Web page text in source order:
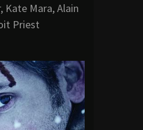
Kate Mara, Alain
Priest